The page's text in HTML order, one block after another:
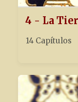
4 - La
14 Capítulos